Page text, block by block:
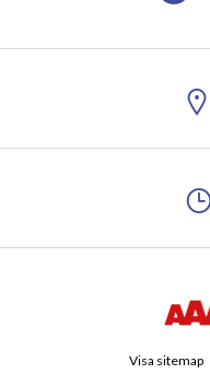
Visa sitemap